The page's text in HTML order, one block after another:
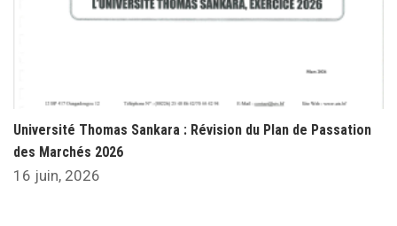
Université Thomas Sankara : Révision du Plan de Passation
des Marchés 2026
16 juin, 2026